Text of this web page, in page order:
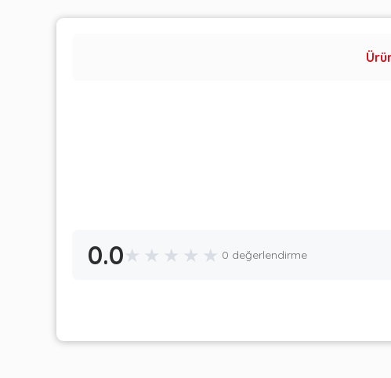
0.0★ ★ ★ ★ ★ 0 değerlendirme